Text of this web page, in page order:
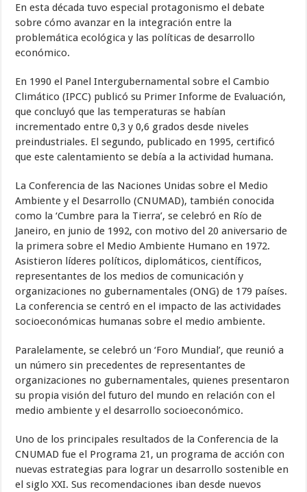
En esta década tuvo especial protagonismo el debate
sobre cómo avanzar en la integración entre la
problemática ecológica y las políticas de desarrollo
económico.
En 1990 el Panel Intergubernamental sobre el Cambio
Climático (IPCC) publicó su Primer Informe de Evaluación,
que concluyó que las temperaturas se habían
incrementado entre 0,3 y 0,6 grados desde niveles
preindustriales. El segundo, publicado en 1995, certificó
que este calentamiento se debía a la actividad humana.
La Conferencia de las Naciones Unidas sobre el Medio
Ambiente y el Desarrollo (CNUMAD), también conocida
como la ‘Cumbre para la Tierra’, se celebró en Río de
Janeiro, en junio de 1992, con motivo del 20 aniversario de
la primera sobre el Medio Ambiente Humano en 1972.
Asistieron líderes políticos, diplomáticos, científicos,
representantes de los medios de comunicación y
organizaciones no gubernamentales (ONG) de 179 países.
La conferencia se centró en el impacto de las actividades
socioeconómicas humanas sobre el medio ambiente.
Paralelamente, se celebró un ‘Foro Mundial’, que reunió a
un número sin precedentes de representantes de
organizaciones no gubernamentales, quienes presentaron
su propia visión del futuro del mundo en relación con el
medio ambiente y el desarrollo socioeconómico.
Uno de los principales resultados de la Conferencia de la
CNUMAD fue el Programa 21, un programa de acción con
nuevas estrategias para lograr un desarrollo sostenible en
el siglo XXI. Sus recomendaciones iban desde nuevos